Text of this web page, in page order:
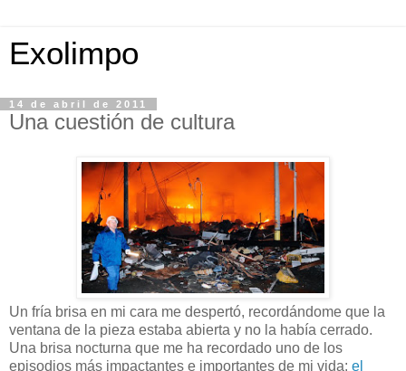
Exolimpo
14 de abril de 2011
Una cuestión de cultura
Un fría brisa en mi cara me despertó, recordándome que la
ventana de la pieza estaba abierta y no la había cerrado.
Una brisa nocturna que me ha recordado uno de los
episodios más impactantes e importantes de mi vida: el